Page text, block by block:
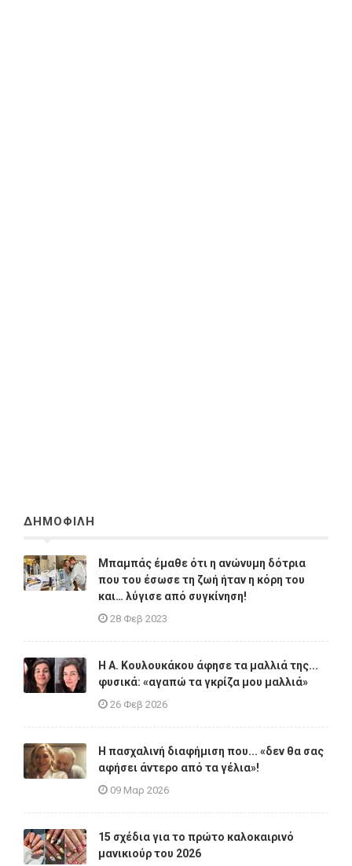
ΔΗΜΟΦΙΛΗ
Μπαμπάς έμαθε ότι η ανώνυμη δότρια
που του έσωσε τη ζωή ήταν η κόρη του
και… λύγισε από συγκίνηση!
28 Φεβ 2023
Η A. Κουλουκάκου άφησε τα μαλλιά της...
φυσικά: «αγαπώ τα γκρίζα μου μαλλιά»
26 Φεβ 2026
Η πασχαλινή διαφήμιση που... «δεν θα σας
αφήσει άντερο από τα γέλια»!
09 Μαρ 2026
15 σχέδια για το πρώτο καλοκαιρινό
μανικιούρ του 2026